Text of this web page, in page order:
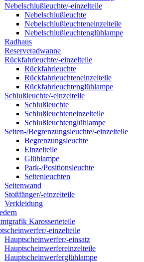
Nebelschlußleuchte/-einzelteile
Nebelschlußleuchte
Nebelschlußleuchteneinzelteile
Nebelschlußleuchtenglühlampe
Radhaus
Reserveradwanne
Rückfahrleuchte/-einzelteile
Rückfahrleuchte
Rückfahrleuchteneinzelteile
Rückfahrleuchtenglühlampe
Schlußleuchte/-einzelteile
Schlußleuchte
Schlußleuchteneinzelteile
Schlußleuchtenglühlampe
Seiten-/Begrenzungsleuchte/-einzelteile
Begrenzungsleuchte
Einzelteile
Glühlampe
Park-/Positionsleuchte
Seitenleuchten
Seitenwand
Stoßfänger/-einzelteile
Verkleidung
Karosserieteile
einzelteile
Hauptscheinwerfer/-einsatz
Hauptscheinwerfereinzelteile
Hauptscheinwerferglühlampe